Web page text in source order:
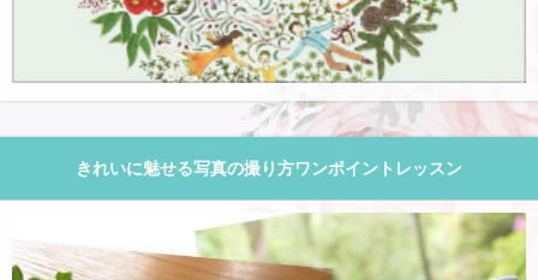
きれいに魅せる写真の撮り方ワンポイントレッスン